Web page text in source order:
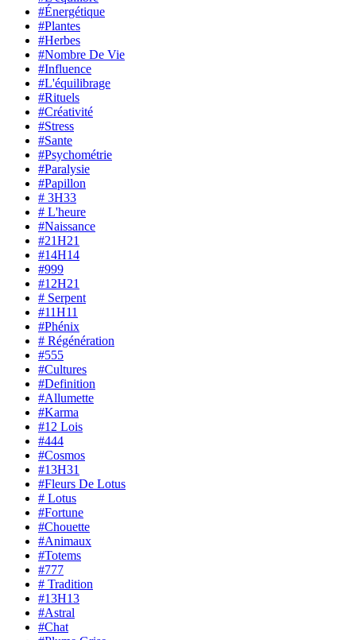
#Énergétique
#Plantes
#Herbes
#Nombre De Vie
#Influence
#L'équilibrage
#Rituels
#Créativité
#Stress
#Sante
#Psychométrie
#Paralysie
#Papillon
# 3H33
# L'heure
#Naissance
#21H21
#14H14
#999
#12H21
# Serpent
#11H11
#Phénix
# Régénération
#555
#Cultures
#Definition
#Allumette
#Karma
#12 Lois
#444
#Cosmos
#13H31
#Fleurs De Lotus
# Lotus
#Fortune
#Chouette
#Animaux
#Totems
#777
# Tradition
#13H13
#Astral
#Chat